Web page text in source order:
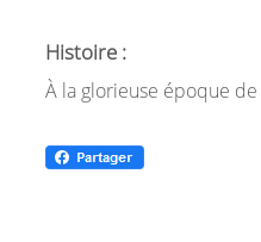
Histoire :
À la glorieuse époque